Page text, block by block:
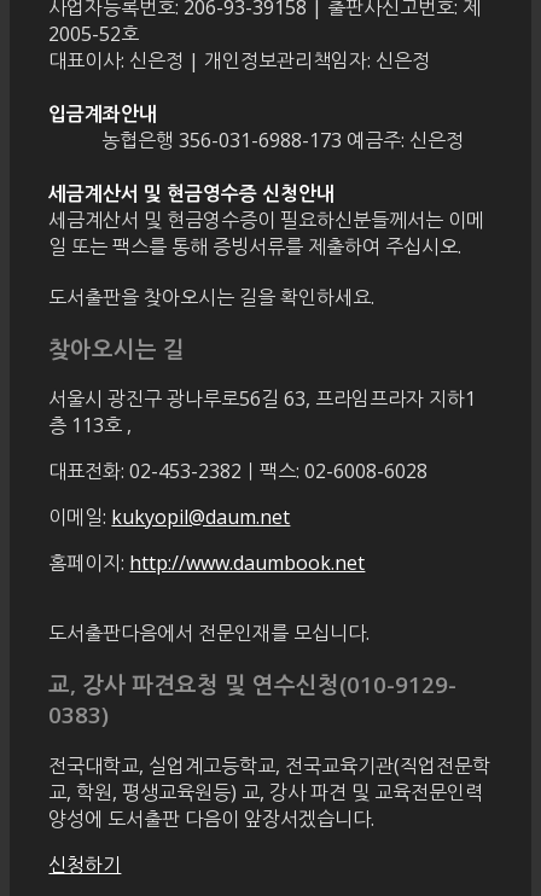
사업자등록번호: 206-93-39158 | 출판사신고번호: 제
2005-52호
대표이사: 신은정 | 개인정보관리책임자: 신은정
입금계좌안내
농협은행 356-031-6988-173 예금주: 신은정
세금계산서 및 현금영수증 신청안내
세금계산서 및 현금영수증이 필요하신분들께서는 이메
일 또는 팩스를 통해 증빙서류를 제출하여 주십시오.
도서출판을 찾아오시는 길을 확인하세요.
찾아오시는 길
서울시 광진구 광나루로56길 63, 프라임프라자 지하1
층 113호 ,
대표전화: 02-453-2382ㅣ팩스: 02-6008-6028
이메일: kukyopil@daum.net
홈페이지: http://www.daumbook.net
도서출판다음에서 전문인재를 모십니다.
교, 강사 파견요청 및 연수신청(010-9129-
0383)
전국대학교, 실업계고등학교, 전국교육기관(직업전문학
교, 학원, 평생교육원등) 교, 강사 파견 및 교육전문인력
양성에 도서출판 다음이 앞장서겠습니다.
신청하기